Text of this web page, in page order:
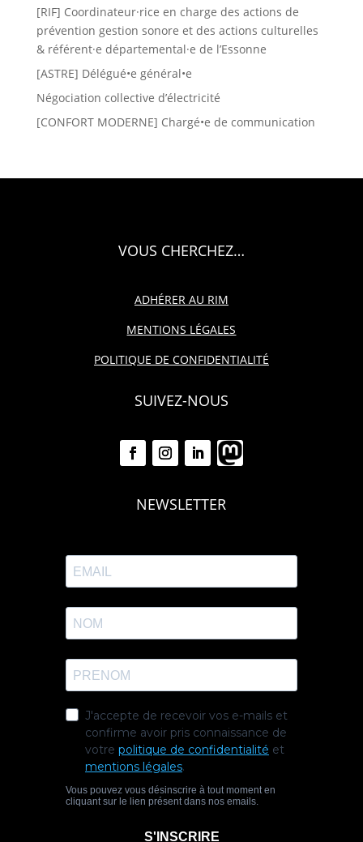
[RIF] Coordinateur·rice en charge des actions de
prévention gestion sonore et des actions culturelles
& référent·e départemental·e de l’Essonne
[ASTRE] Délégué•e général•e
Négociation collective d’électricité
[CONFORT MODERNE] Chargé•e de communication
VOUS CHERCHEZ…
ADHÉRER AU RIM
MENTIONS LÉGALES
POLITIQUE DE CONFIDENTIALITÉ
SUIVEZ-NOUS
NEWSLETTER